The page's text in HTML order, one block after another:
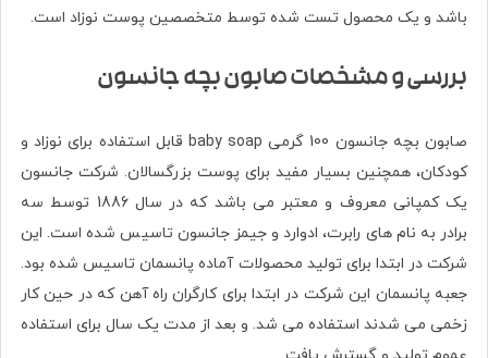
باشد و یک محصول تست شده توسط متخصصین پوست نوزاد است.
بررسی و مشخصات صابون بچه جانسون
صابون بچه جانسون 100 گرمی baby soap قابل استفاده برای نوزاد و
کودکان، همچنين بسیار مفید برای پوست بزرگسالان. شرکت جانسون
یک کمپانی معروف و معتبر می باشد که در سال 1886 توسط سه
برادر به نام های رابرت، ادوارد و جیمز جانسون تاسیس شده است. این
شرکت در ابتدا برای تولید محصولات آماده پانسمان تاسیس شده بود.
جعبه پانسمان این شرکت در ابتدا برای کارگران راه آهن که در حین کار
زخمی می شدند استفاده می شد. و بعد از مدت یک سال برای استفاده